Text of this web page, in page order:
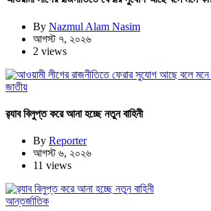
By Nazmul Alam Nasim
আগস্ট ৭, ২০২৬
2 views
জাতীয়
র‍্যাব বিলুপ্ত করে আনা হচ্ছে নতুন বাহিনী
By Reporter
আগস্ট ৬, ২০২৬
11 views
আন্তর্জাতিক